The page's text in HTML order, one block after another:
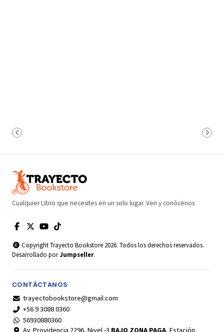
Cualquier Libro que necesites en un solo lugar. Ven y conócenos
Copyright Trayecto Bookstore 2026. Todos los derechos reservados.
Desarrollado porJumpseller.
CONTÁCTANOS
trayectobookstore@gmail.com
+56 9 3088 0360
56930880360
Av. Providencia 2296, Nivel -3 BAJO ZONA PAGA, Estación